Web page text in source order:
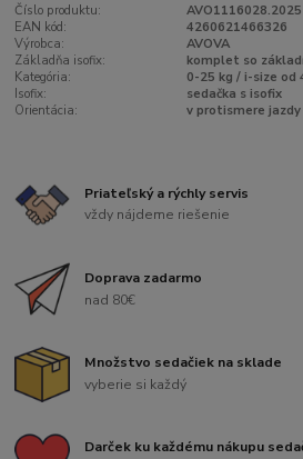
Číslo produktu:
AVO1116028.2025
EAN kód:
4260621466326
Výrobca:
AVOVA
Základňa isofix:
komplet so
Kategória:
0-25 kg / i-size od
Isofix:
sedačka s isofix
Orientácia:
v protismere jazdy
Priateľský a rýchly servis
vždy nájdeme riešenie
Doprava zadarmo
nad 80€
Množstvo sedačiek na sklade
vyberie si každý
Darček ku každému nákupu